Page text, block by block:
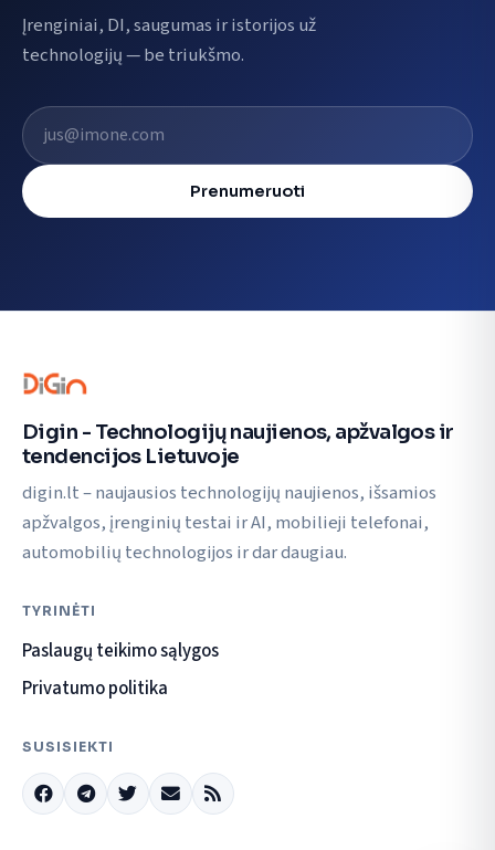
Įrenginiai, DI, saugumas ir istorijos už
technologijų — be triukšmo.
El. pašto adresas
Prenumeruoti
Digin - Technologijų naujienos, apžvalgos ir
tendencijos Lietuvoje
digin.lt – naujausios technologijų naujienos, išsamios
apžvalgos, įrenginių testai ir AI, mobilieji telefonai,
automobilių technologijos ir dar daugiau.
TYRINĖTI
Paslaugų teikimo sąlygos
Privatumo politika
SUSISIEKTI